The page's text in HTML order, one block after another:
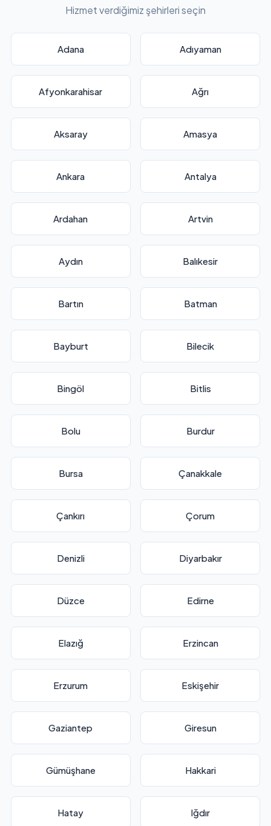
Hizmet verdiğimiz şehirleri seçin
Adana Adıyaman
Afyonkarahisar Ağrı
Aksaray Amasya
Ankara Antalya
Ardahan Artvin
Aydın Balıkesir
Bartın Batman
Bayburt Bilecik
Bingöl Bitlis
Bolu Burdur
Bursa Çanakkale
Çankırı Çorum
Denizli Diyarbakır
Düzce Edirne
Elazığ Erzincan
Erzurum Eskişehir
Gaziantep Giresun
Gümüşhane Hakkari
Hatay Iğdır